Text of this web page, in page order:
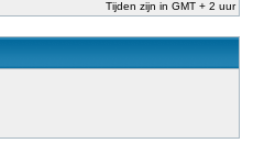
Tijden zijn in GMT + 2 uur